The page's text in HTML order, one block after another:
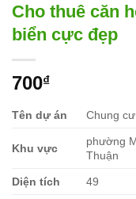
Cho thuê căn
biển cực đẹp
700₫
Tên dự án Chung
Khu vực
phường
Thuận
Diện tích 49